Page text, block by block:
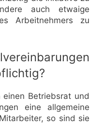
auch etwaige
Arbeitnehmers zu
Betriebsrat und
eine allgemeine
so sind sie